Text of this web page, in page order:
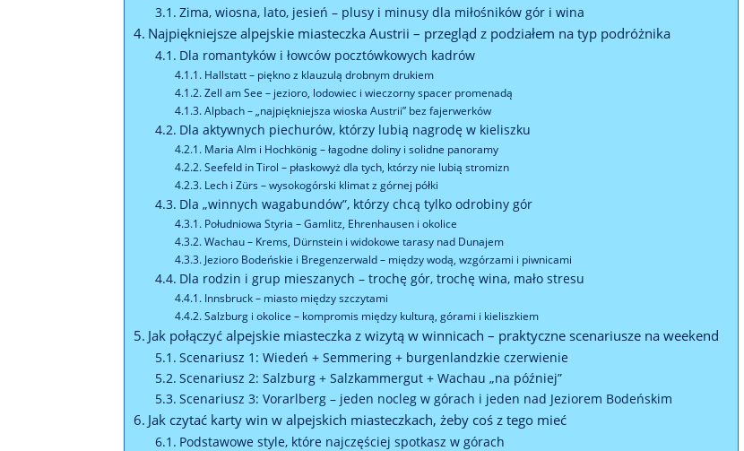
Zima, wiosna, lato, jesień – plusy i minusy dla miłośników gór i wina
Najpiękniejsze alpejskie miasteczka Austrii – przegląd z podziałem na typ podróżnika
Dla romantyków i łowców pocztówkowych kadrów
Hallstatt – piękno z klauzulą drobnym drukiem
Zell am See – jezioro, lodowiec i wieczorny spacer promenadą
Alpbach – „najpiękniejsza wioska Austrii” bez fajerwerków
Dla aktywnych piechurów, którzy lubią nagrodę w kieliszku
Maria Alm i Hochkönig – łagodne doliny i solidne panoramy
Seefeld in Tirol – płaskowyż dla tych, którzy nie lubią stromizn
Lech i Zürs – wysokogórski klimat z górnej półki
Dla „winnych wagabundów”, którzy chcą tylko odrobiny gór
Południowa Styria – Gamlitz, Ehrenhausen i okolice
Wachau – Krems, Dürnstein i widokowe tarasy nad Dunajem
Jezioro Bodeńskie i Bregenzerwald – między wodą, wzgórzami i piwnicami
Dla rodzin i grup mieszanych – trochę gór, trochę wina, mało stresu
Innsbruck – miasto między szczytami
Salzburg i okolice – kompromis między kulturą, górami i kieliszkiem
Jak połączyć alpejskie miasteczka z wizytą w winnicach – praktyczne scenariusze na weekend
Scenariusz 1: Wiedeń + Semmering + burgenlandzkie czerwienie
Scenariusz 2: Salzburg + Salzkammergut + Wachau „na później”
Scenariusz 3: Vorarlberg – jeden nocleg w górach i jeden nad Jeziorem Bodeńskim
Jak czytać karty win w alpejskich miasteczkach, żeby coś z tego mieć
Podstawowe style, które najczęściej spotkasz w górach